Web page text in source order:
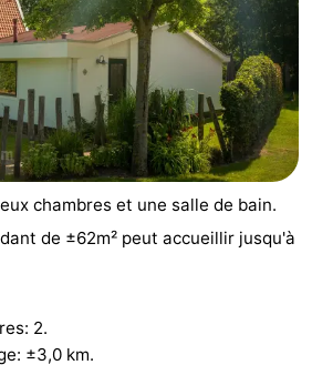
chambres et une salle de bain.
de ±62m² peut accueillir jusqu'à
2.
±3,0 km.